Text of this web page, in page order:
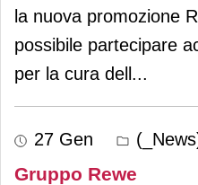
la nuova promozione
possibile partecipare
per la cura dell ...
27 Gen
Gruppo Rewe